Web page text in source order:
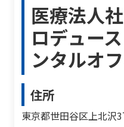
医療法人
ロデュー
ンタルオ
住所
東京都世田谷区上北沢